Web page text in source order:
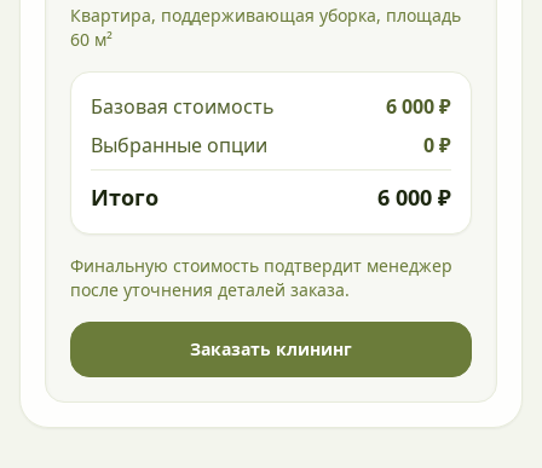
Квартира, поддерживающая уборка, площадь
60 м²
Базовая стоимость
6 000 ₽
Выбранные опции
0 ₽
Итого 6 000 ₽
Финальную стоимость подтвердит менеджер
после уточнения деталей заказа.
Заказать клининг